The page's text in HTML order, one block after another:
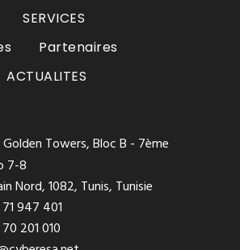
SERVICES
Partenaires
ACTUALITES
Golden Towers, Bloc B - 7ème
7-8
Nord, 1082, Tunis, Tunisie
947 401
201 010